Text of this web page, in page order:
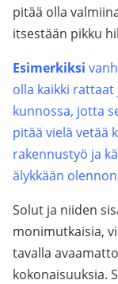
pitää olla
itsestään pikku
Esimerkiksi
olla kaikki rattaat
kunnossa, jotta
pitää vielä vetää
rakennustyö ja
älykkään
Solut ja niiden
monimutkaisia,
tavalla
kokonaisuuksia.